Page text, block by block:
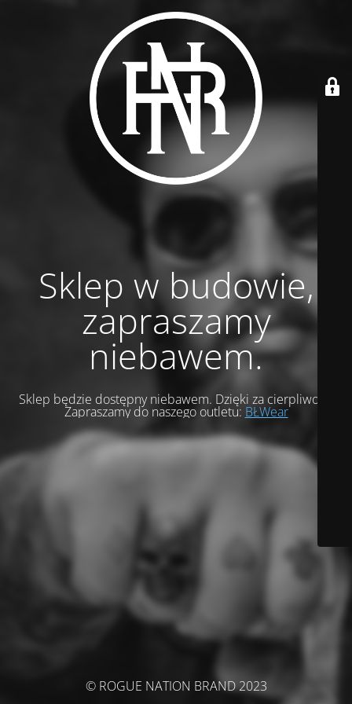
Sklep w budowie,
zapraszamy
niebawem.
Sklep będzie dostępny niebawem. Dzięki za cierpliwość.
Zapraszamy do naszego outletu: BŁWear
© ROGUE NATION BRAND 2023